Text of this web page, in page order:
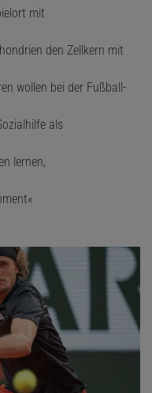
mit
den Zellkern mit
wollen bei der Fußball-
als
lernen,